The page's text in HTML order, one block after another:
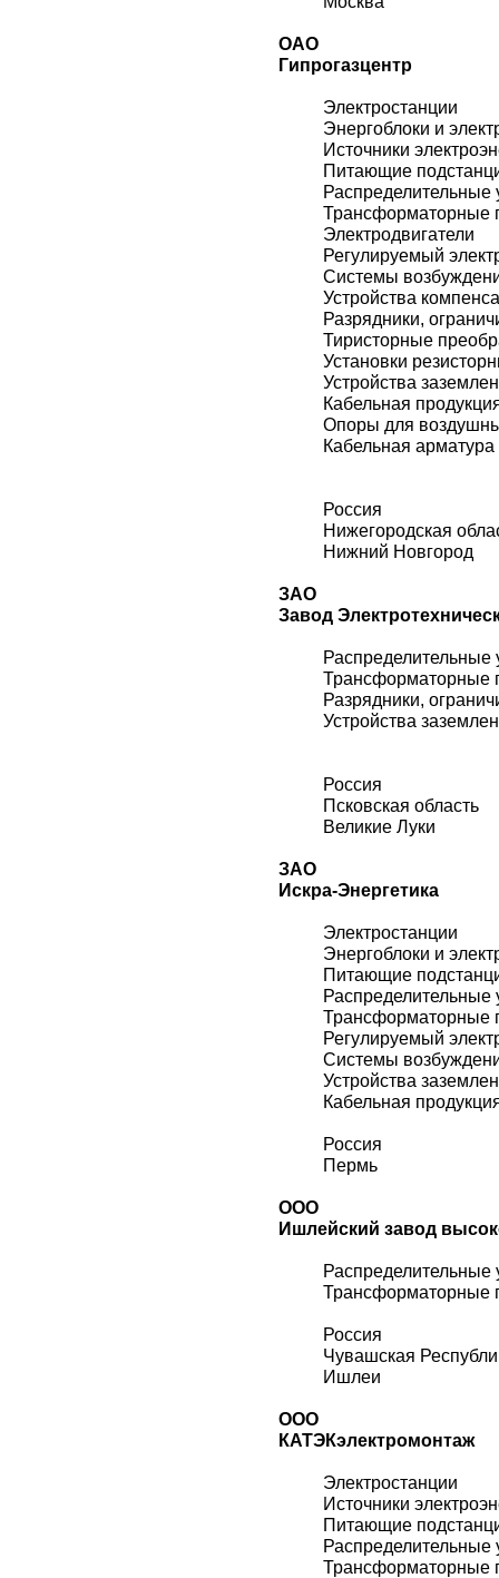
ОАО
Гипрогазцентр
Электростанции
Энергоблоки и
Источники
Питающие
Распределительные
Трансформаторные
Электродвигатели
Регулируемый
Системы
Устройства
Разрядники,
Тиристорные
Установки
Устройства
Кабельная
Опоры для
Кабельная арматура
Россия
Нижегородская
Нижний Новгород
ЗАО
Завод
Распределительные
Трансформаторные
Разрядники,
Устройства
Россия
Псковская область
Великие Луки
ЗАО
Искра-Энергетика
Электростанции
Энергоблоки и
Питающие
Распределительные
Трансформаторные
Регулируемый
Системы
Устройства
Кабельная
Россия
Пермь
ООО
Ишлейский завод
Распределительные
Трансформаторные
Россия
Чувашская
Ишлеи
ООО
КАТЭКэлектромонтаж
Электростанции
Источники
Питающие
Распределительные
Трансформаторные